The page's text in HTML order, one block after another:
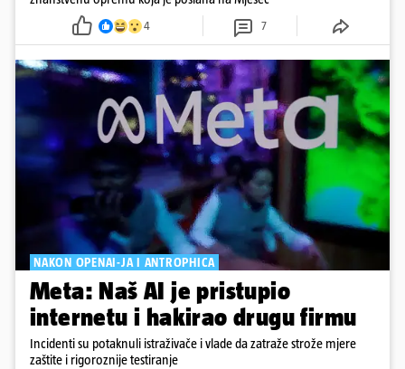
4 7
NAKON OPENAI-JA I ANTROPHICA
Meta: Naš AI je pristupio
internetu i hakirao drugu firmu
Incidenti su potaknuli istraživače i vlade da zatraže strože mjere
zaštite i rigoroznije testiranje